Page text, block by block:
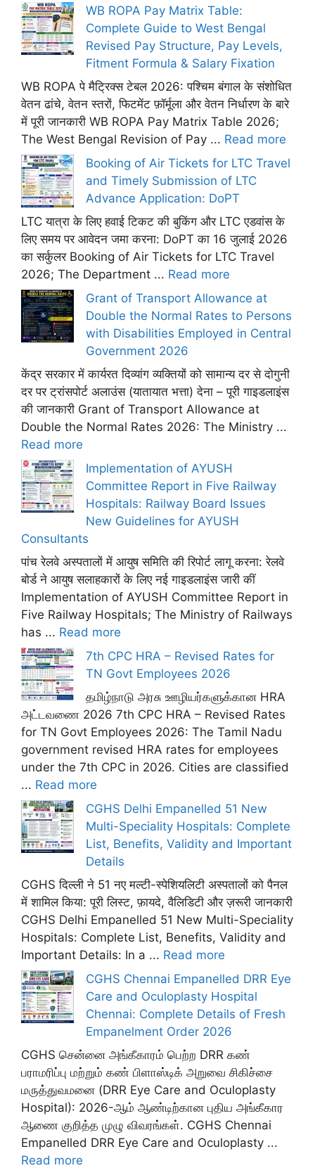
WB ROPA Pay Matrix Table:
Complete Guide to West Bengal
Revised Pay Structure, Pay Levels,
Fitment Formula & Salary Fixation
WB ROPA पे मैट्रिक्स टेबल 2026: पश्चिम बंगाल के संशोधित
वेतन ढांचे, वेतन स्तरों, फिटमेंट फ़ॉर्मूला और वेतन निर्धारण के बारे
में पूरी जानकारी WB ROPA Pay Matrix Table 2026;
The West Bengal Revision of Pay ... Read more
Booking of Air Tickets for LTC Travel
and Timely Submission of LTC
Advance Application: DoPT
LTC यात्रा के लिए हवाई टिकट की बुकिंग और LTC एडवांस के
लिए समय पर आवेदन जमा करना: DoPT का 16 जुलाई 2026
का सर्कुलर Booking of Air Tickets for LTC Travel
2026; The Department ... Read more
Grant of Transport Allowance at
Double the Normal Rates to Persons
with Disabilities Employed in Central
Government 2026
केंद्र सरकार में कार्यरत दिव्यांग व्यक्तियों को सामान्य दर से दोगुनी
दर पर ट्रांसपोर्ट अलाउंस (यातायात भत्ता) देना – पूरी गाइडलाइंस
की जानकारी Grant of Transport Allowance at
Double the Normal Rates 2026: The Ministry ...
Read more
Implementation of AYUSH
Committee Report in Five Railway
Hospitals: Railway Board Issues
New Guidelines for AYUSH
Consultants
पांच रेलवे अस्पतालों में आयुष समिति की रिपोर्ट लागू करना: रेलवे
बोर्ड ने आयुष सलाहकारों के लिए नई गाइडलाइंस जारी कीं
Implementation of AYUSH Committee Report in
Five Railway Hospitals; The Ministry of Railways
has ... Read more
7th CPC HRA – Revised Rates for
TN Govt Employees 2026
தமிழ்நாடு அரசு ஊழியர்களுக்கான HRA
அட்டவணை 2026 7th CPC HRA – Revised Rates
for TN Govt Employees 2026: The Tamil Nadu
government revised HRA rates for employees
under the 7th CPC in 2026. Cities are classified
... Read more
CGHS Delhi Empanelled 51 New
Multi-Speciality Hospitals: Complete
List, Benefits, Validity and Important
Details
CGHS दिल्ली ने 51 नए मल्टी-स्पेशियलिटी अस्पतालों को पैनल
में शामिल किया: पूरी लिस्ट, फ़ायदे, वैलिडिटी और ज़रूरी जानकारी
CGHS Delhi Empanelled 51 New Multi-Speciality
Hospitals: Complete List, Benefits, Validity and
Important Details: In a ... Read more
CGHS Chennai Empanelled DRR Eye
Care and Oculoplasty Hospital
Chennai: Complete Details of Fresh
Empanelment Order 2026
CGHS சென்னை அங்கீகாரம் பெற்ற DRR கண்
பராமரிப்பு மற்றும் கண் பிளாஸ்டிக் அறுவை சிகிச்சை
மருத்துவமனை (DRR Eye Care and Oculoplasty
Hospital): 2026-ஆம் ஆண்டிற்கான புதிய அங்கீகார
ஆணை குறித்த முழு விவரங்கள். CGHS Chennai
Empanelled DRR Eye Care and Oculoplasty ...
Read more